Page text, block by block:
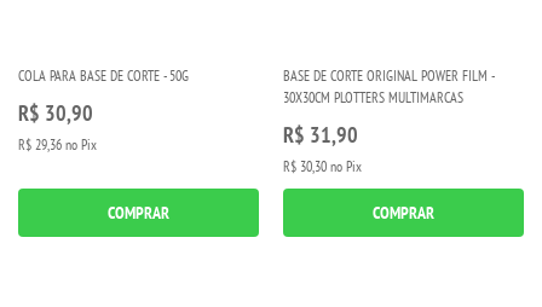
COLA PARA BASE DE CORTE - 50G
R$ 30,90
R$ 29,36 no Pix
COMPRAR
BASE DE CORTE ORIGINAL POWER FILM -
30X30CM PLOTTERS MULTIMARCAS
R$ 31,90
R$ 30,30 no Pix
COMPRAR